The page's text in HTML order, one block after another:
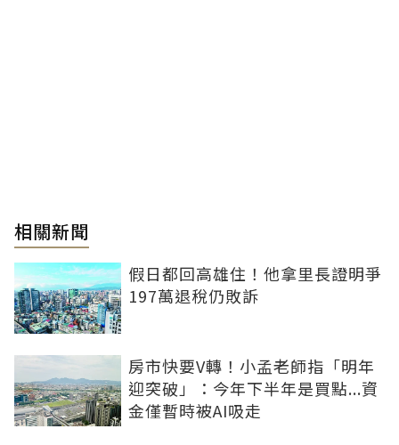
相關新聞
假日都回高雄住！他拿里長證明爭
197萬退稅仍敗訴
房市快要V轉！小孟老師指「明年
迎突破」：今年下半年是買點...資
金僅暫時被AI吸走